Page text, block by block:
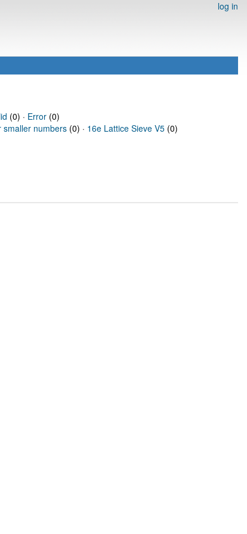
log in
(0) · Error(0)
smaller numbers (0) · 16e Lattice Sieve V5 (0)